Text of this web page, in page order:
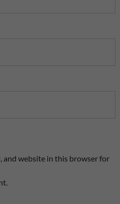
and website in this browser for